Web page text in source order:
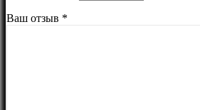
Ваш отзыв *